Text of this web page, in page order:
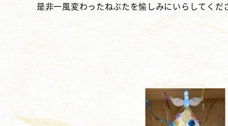
是非一風変わったねぶたを愉しみにいらしてくだ